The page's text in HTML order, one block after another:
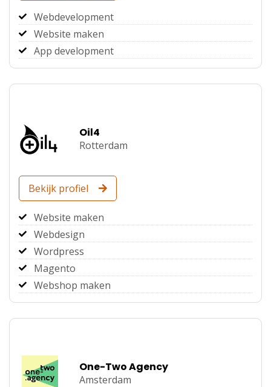
Webdevelopment
Website maken
App development
Oil4
Rotterdam
Bekijk profiel
Website maken
Webdesign
Wordpress
Magento
Webshop maken
One-Two Agency
Amsterdam